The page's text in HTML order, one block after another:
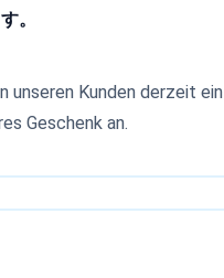
。
unseren Kunden derzeit ein
Geschenk an.